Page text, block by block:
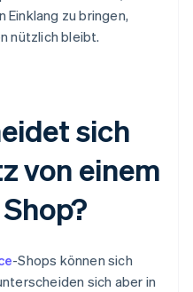
Einklang zu bringen,
nützlich bleibt.
sich
von einem
-Shops können sich
sich aber in